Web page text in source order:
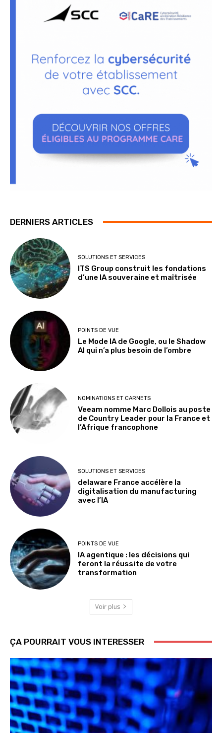
DERNIERS ARTICLES
SOLUTIONS ET SERVICES
ITS Group construit les fondations
d’une IA souveraine et maîtrisée
POINTS DE VUE
Le Mode IA de Google, ou le Shadow
AI qui n’a plus besoin de l’ombre
NOMINATIONS ET CARNETS
Veeam nomme Marc Dollois au poste
de Country Leader pour la France et
l’Afrique francophone
SOLUTIONS ET SERVICES
delaware France accélère la
digitalisation du manufacturing
avec l’IA
POINTS DE VUE
IA agentique : les décisions qui
feront la réussite de votre
transformation
Voir plus
ÇA POURRAIT VOUS INTERESSER